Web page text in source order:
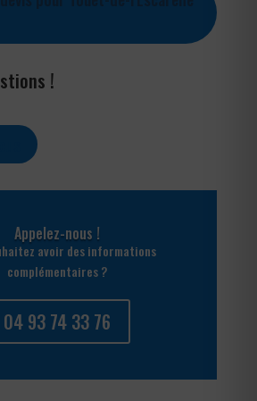
!
Appelez-nous !
avoir des informations
complémentaires ?
04 93 74 33 76